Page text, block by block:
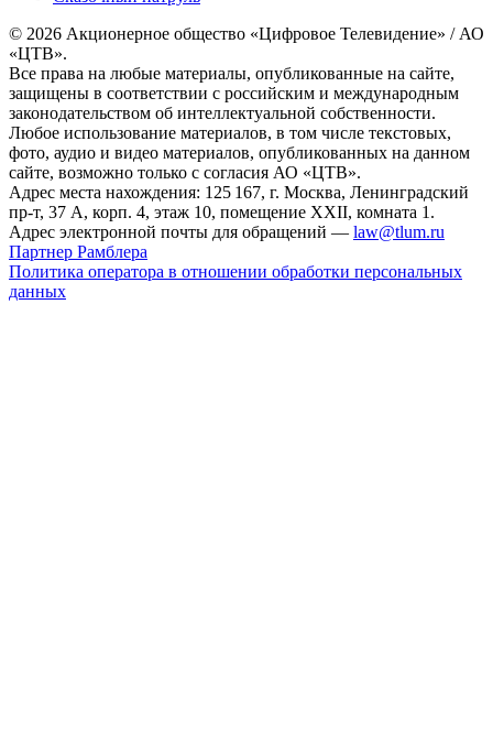
© 2026 Акционерное общество «Цифровое Телевидение» / АО
«ЦТВ».
Все права на любые материалы, опубликованные на сайте,
защищены в соответствии с российским и международным
законодательством об интеллектуальной собственности.
Любое использование материалов, в том числе текстовых,
фото, аудио и видео материалов, опубликованных на данном
сайте, возможно только с согласия АО «ЦТВ».
Адрес места нахождения: 125 167, г. Москва, Ленинградский
пр-т, 37 А, корп. 4, этаж 10, помещение XXII, комната 1.
Адрес электронной почты для обращений — law@tlum.ru
Партнер Рамблера
Политика оператора в отношении обработки персональных
данных